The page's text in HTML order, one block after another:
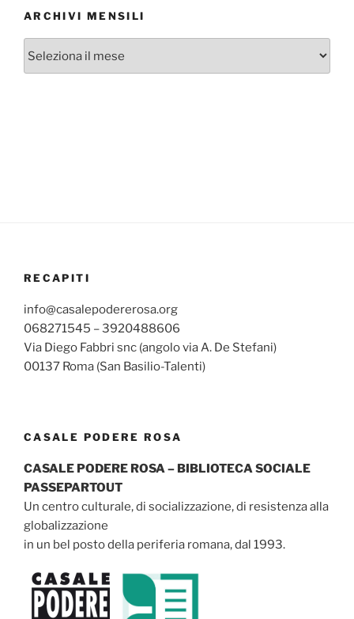
ARCHIVI MENSILI
RECAPITI
info@casalepodererosa.org
068271545 – 3920488606
Via Diego Fabbri snc (angolo via A. De Stefani)
00137 Roma (San Basilio-Talenti)
CASALE PODERE ROSA
CASALE PODERE ROSA – BIBLIOTECA SOCIALE
PASSEPARTOUT
Un centro culturale, di socializzazione, di resistenza alla
globalizzazione
in un bel posto della periferia romana, dal 1993.